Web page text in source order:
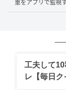
重をアプリで監視
工夫して
レ【毎日ク